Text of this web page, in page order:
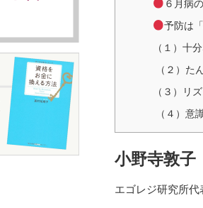
６月病
予防は
（１）十
（２）た
（３）リ
（４）意
小野寺敦子
エゴレジ研究所